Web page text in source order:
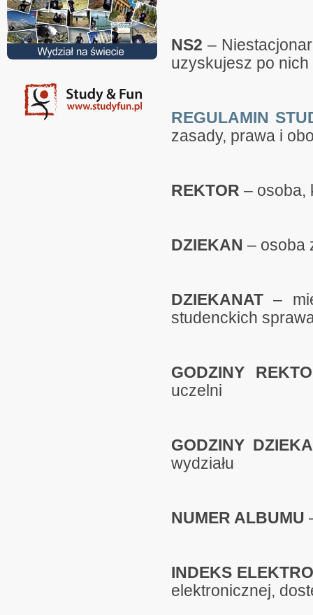
NS2 –
uzyskujesz po nich
REGULAMIN
zasady, prawa i
REKTOR – osoba,
DZIEKAN – osoba
DZIEKANAT –
studenckich
GODZINY
uczelni
GODZINY
wydziału
NUMER ALBUMU
INDEKS
elektronicznej,